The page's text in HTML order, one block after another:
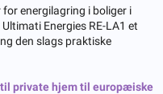
energilagring i boliger i
Energies RE-LA1 et
den slags praktiske
private hjem til europæiske